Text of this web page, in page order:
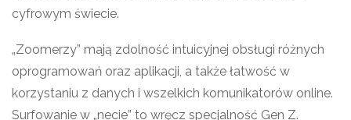
cyfrowym świecie.
„Zoomerzy” mają zdolność intuicyjnej obsługi różnych
oprogramowań oraz aplikacji, a także łatwość w
korzystaniu z danych i wszelkich komunikatorów online.
Surfowanie w „necie” to wręcz specjalność Gen Z.